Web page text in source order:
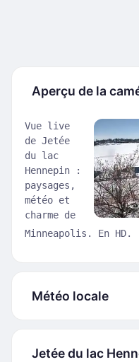
Aperçu de la
Vue live
de Jetée
du lac
Hennepin :
paysages,
météo et
charme de
Minneapolis. En HD.
Météo locale
Jetée du lac